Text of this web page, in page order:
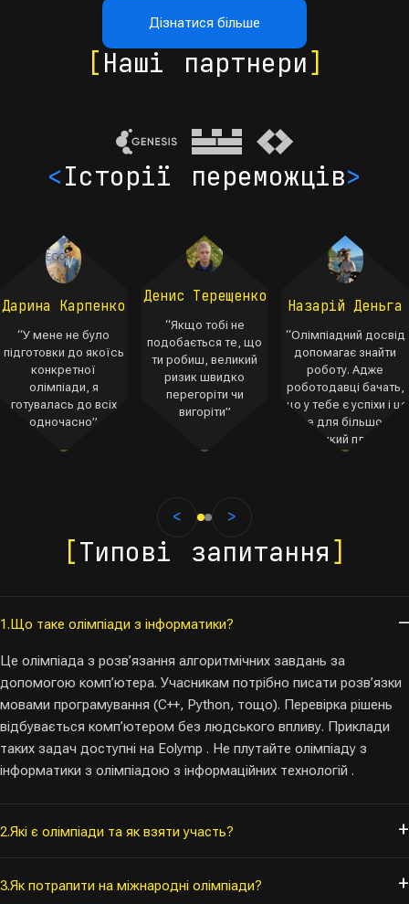
Дізнатися більше
[Наші партнери]
<Історії переможців>
Дарина Карпенко
“У мене не було
підготовки до якоїсь
конкретної
олімпіади, я
готувалась до всіх
одночасно”
Денис Терещенко
“Якщо тобі не
подобається те, що
ти робиш, великий
ризик швидко
перегоріти чи
вигоріти”
Назарій Деньга
“Олімпіадний досвід
допомагає знайти
роботу. Адже
роботодавці бачать,
що у тебе є успіхи і це
вже для більшості
великий плюс”
< >
[Типові запитання]
1.Що таке олімпіади з інформатики?
Це олімпіада з розв’язання алгоритмічних завдань за
допомогою комп’ютера. Учасникам потрібно писати розв’язки
мовами програмування (C++, Python, тощо). Перевірка рішень
відбувається комп’ютером без людського впливу. Приклади
таких задач доступні на Eolymp . Не плутайте олімпіаду з
інформатики з олімпіадою з інформаційних технологій .
2.Які є олімпіади та як взяти участь?
3.Як потрапити на міжнародні олімпіади?